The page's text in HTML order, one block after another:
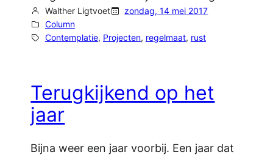
Walther Ligtvoet
zondag, 14 mei 2017
Column
Contemplatie, Projecten, regelmaat, rust
Terugkijkend op het
jaar
Bijna weer een jaar voorbij. Een jaar dat